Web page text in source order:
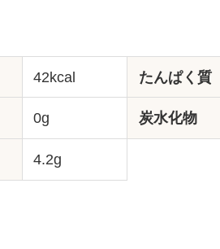
42kcal たんぱく質
0g 炭水化物
4.2g